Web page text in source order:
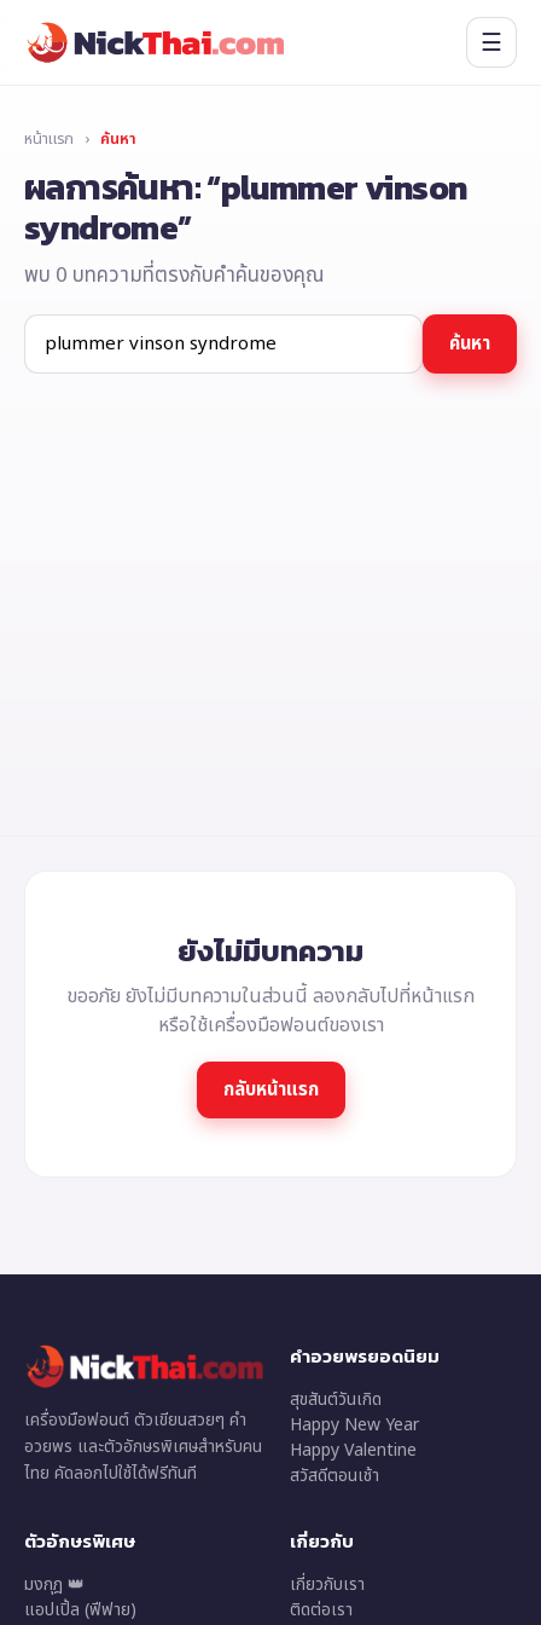
☰
หน้าแรก › ค้นหา
ผลการค้นหา: “plummer vinson
syndrome”
พบ 0 บทความที่ตรงกับคำค้นของคุณ
ค้นหา:
ค้นหา
ยังไม่มีบทความ
ขออภัย ยังไม่มีบทความในส่วนนี้ ลองกลับไปที่หน้าแรก
หรือใช้เครื่องมือฟอนต์ของเรา
กลับหน้าแรก
เครื่องมือฟอนต์ ตัวเขียนสวยๆ คำ
อวยพร และตัวอักษรพิเศษสำหรับคน
ไทย คัดลอกไปใช้ได้ฟรีทันที
คำอวยพรยอดนิยม
สุขสันต์วันเกิด
Happy New Year
Happy Valentine
สวัสดีตอนเช้า
ตัวอักษรพิเศษ
มงกุฎ 👑
แอปเปิ้ล (ฟีฟาย)
เกี่ยวกับ
เกี่ยวกับเรา
ติดต่อเรา